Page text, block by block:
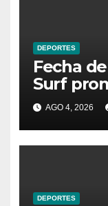
DEPORTES
Fecha
Surf
Hermosa
AGO 4, 2026
DEPORTES